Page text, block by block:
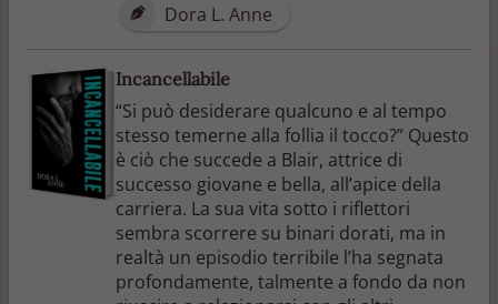
Dora L. Anne
Incancellabile
“Si può desiderare qualcuno e al tempo
stesso temerne alla follia il tocco?” Questo
è ciò che succede a Blair, attrice di
successo giovane e bella, all’apice della
carriera. La sua vita sotto i riflettori
sembra scorrere su binari dorati, ma in
realtà un episodio terribile l’ha segnata
profondamente, talmente a fondo da non